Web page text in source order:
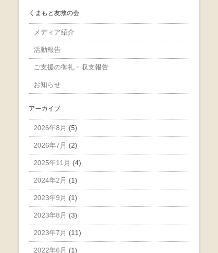
くまもと友救の会
メディア紹介
活動報告
ご支援の御礼・収支報告
お知らせ
アーカイブ
2026年8月 (5)
2026年7月 (2)
2025年11月 (4)
2024年2月 (1)
2023年9月 (1)
2023年8月 (3)
2023年7月 (11)
2022年6月 (1)